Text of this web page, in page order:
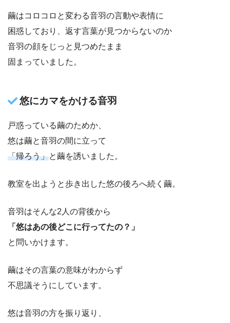
繭はコロコロと変わる音羽の言動や表情に
困惑しており、返す言葉が見つからないのか
音羽の顔をじっと見つめたまま
固まっていました。
悠にカマをかける音羽
戸惑っている繭のためか、
悠は繭と音羽の間に立って
「帰ろう」と繭を誘いました。
教室を出ようと歩き出した悠の後ろへ続く繭。
音羽はそんな2人の背後から
「悠はあの後どこに行ってたの？」
と問いかけます。
繭はその言葉の意味がわからず
不思議そうにしています。
悠は音羽の方を振り返り、